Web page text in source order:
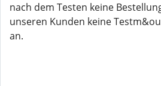
nach dem Testen keine
unseren Kunden keine
an.